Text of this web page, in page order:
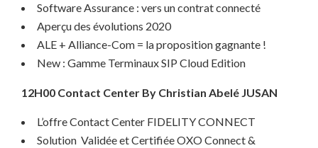
Software Assurance : vers un contrat connecté
Aperçu des évolutions 2020
ALE + Alliance-Com = la proposition gagnante !
New : Gamme Terminaux SIP Cloud Edition
12H00 Contact Center By Christian Abelé JUSAN
L’offre Contact Center FIDELITY CONNECT
Solution Validée et Certifiée OXO Connect &